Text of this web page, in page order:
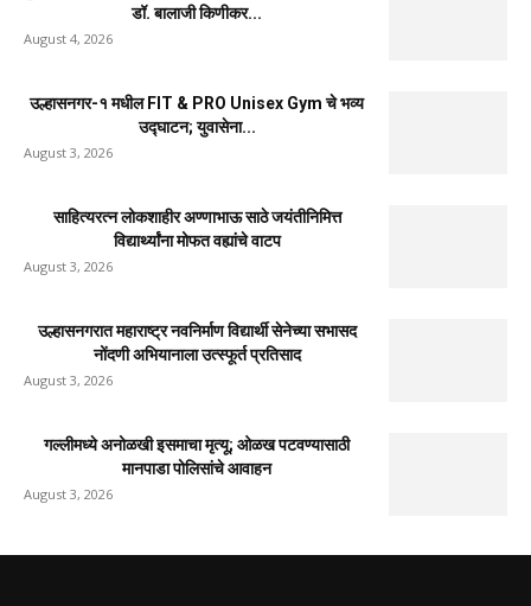
डॉ. बालाजी किणीकर...
August 4, 2026
उल्हासनगर-१ मधील FIT & PRO Unisex Gym चे भव्य
उद्घाटन; युवासेना...
August 3, 2026
साहित्यरत्न लोकशाहीर अण्णाभाऊ साठे जयंतीनिमित्त
विद्यार्थ्यांना मोफत वह्यांचे वाटप
August 3, 2026
उल्हासनगरात महाराष्ट्र नवनिर्माण विद्यार्थी सेनेच्या सभासद
नोंदणी अभियानाला उत्स्फूर्त प्रतिसाद
August 3, 2026
गल्लीमध्ये अनोळखी इसमाचा मृत्यू; ओळख पटवण्यासाठी
मानपाडा पोलिसांचे आवाहन
August 3, 2026